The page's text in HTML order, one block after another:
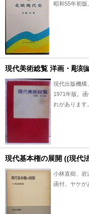
昭和55年初版
現代美術総覧 洋画・彫刻
現代出版機構
1971年版。
れがあります
現代基本権の展開 ((現代
小林直樹、岩
函付。ヤケが